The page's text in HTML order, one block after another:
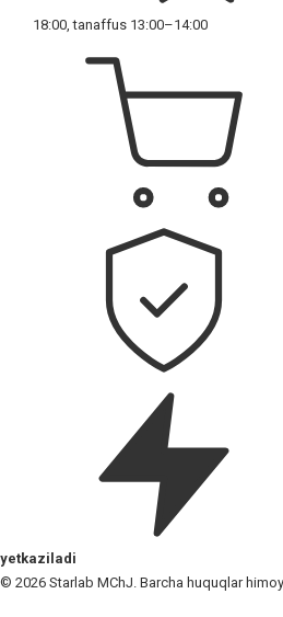
18:00, tanaffus 13:00–14:00
yetkaziladi
© 2026 Starlab MChJ. Barcha huquqlar